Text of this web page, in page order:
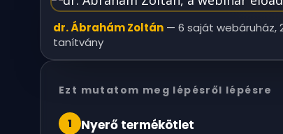
dr. Ábrahám Zoltán— 6 saját webáruház,
tanítvány
Ezt mutatom meg lépésről lépésre
1 Nyerő termékötlet